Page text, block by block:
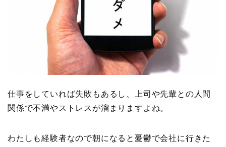
仕事をしていれば失敗もあるし、上司や先輩との人間
関係で不満やストレスが溜まりますよね。
わたしも経験者なので朝になると憂鬱で会社に行きた